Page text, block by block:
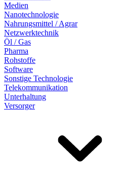
Medien
Nanotechnologie
Nahrungsmittel / Agrar
Netzwerktechnik
Öl / Gas
Pharma
Rohstoffe
Software
Sonstige Technologie
Telekommunikation
Unterhaltung
Versorger